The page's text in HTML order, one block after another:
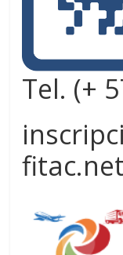
Tel. (+
fitac.net